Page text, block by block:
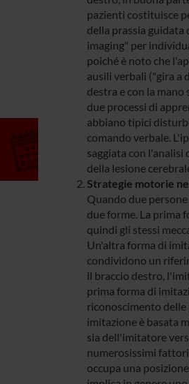
pazienti costituisce
della prassia
imaging" per
poiché è noto che
ausili verbali ("gira a
destra e con la
due processi di
abbiano tipici
comando verbale.
saggiata con
della lesione
Strategie motorie
Quando due
due forme. La prima
quindi gli stessi
Un'altra forma di
condividono un
il braccio destro,
prima forma di
riconoscimento delle
imitazione è basata
sia dell'imitatore
numerosissimi
occupa una